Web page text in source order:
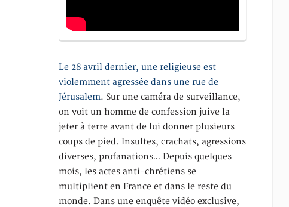
Le 28 avril dernier, une religieuse est
violemment agressée dans une rue de
Jérusalem. Sur une caméra de surveillance,
on voit un homme de confession juive la
jeter à terre avant de lui donner plusieurs
coups de pied. Insultes, crachats, agressions
diverses, profanations… Depuis quelques
mois, les actes anti-chrétiens se
multiplient en France et dans le reste du
monde. Dans une enquête vidéo exclusive,